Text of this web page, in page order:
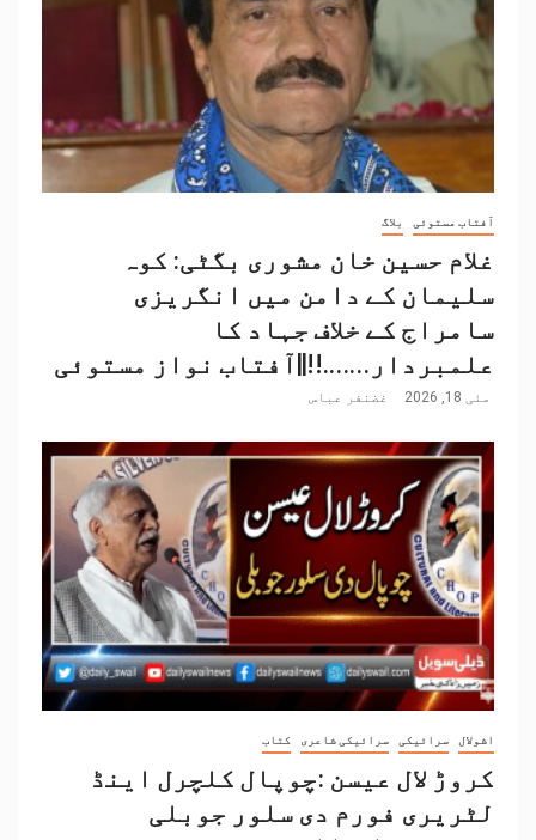
آفتاب مستوئی بلاگ
غلام حسین خان مشوری بگٹی: کوہ
سلیمان کے دامن میں انگریزی
سامراج کے خلاف جہاد کا
علمبردار…….!!||آفتاب نواز مستوئی
مئی 18, 2026 غضنفر عباس
اشولال سرائیکی سرائیکی شاعری کتاب
کروڑ لال عیسن :چوپال کلچرل اینڈ
لٹریری فورم دی سلور جوبلی